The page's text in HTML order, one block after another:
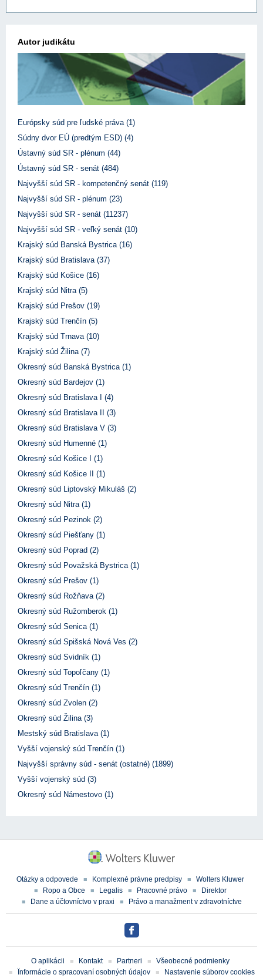
Autor judikátu
Európsky súd pre ľudské práva (1)
Súdny dvor EÚ (predtým ESD) (4)
Ústavný súd SR - plénum (44)
Ústavný súd SR - senát (484)
Najvyšší súd SR - kompetenčný senát (119)
Najvyšší súd SR - plénum (23)
Najvyšší súd SR - senát (11237)
Najvyšší súd SR - veľký senát (10)
Krajský súd Banská Bystrica (16)
Krajský súd Bratislava (37)
Krajský súd Košice (16)
Krajský súd Nitra (5)
Krajský súd Prešov (19)
Krajský súd Trenčín (5)
Krajský súd Trnava (10)
Krajský súd Žilina (7)
Okresný súd Banská Bystrica (1)
Okresný súd Bardejov (1)
Okresný súd Bratislava I (4)
Okresný súd Bratislava II (3)
Okresný súd Bratislava V (3)
Okresný súd Humenné (1)
Okresný súd Košice I (1)
Okresný súd Košice II (1)
Okresný súd Liptovský Mikuláš (2)
Okresný súd Nitra (1)
Okresný súd Pezinok (2)
Okresný súd Piešťany (1)
Okresný súd Poprad (2)
Okresný súd Považská Bystrica (1)
Okresný súd Prešov (1)
Okresný súd Rožňava (2)
Okresný súd Ružomberok (1)
Okresný súd Senica (1)
Okresný súd Spišská Nová Ves (2)
Okresný súd Svidník (1)
Okresný súd Topoľčany (1)
Okresný súd Trenčín (1)
Okresný súd Zvolen (2)
Okresný súd Žilina (3)
Mestský súd Bratislava (1)
Vyšší vojenský súd Trenčín (1)
Najvyšší správny súd - senát (ostatné) (1899)
Vyšší vojenský súd (3)
Okresný súd Námestovo (1)
Otázky a odpovede Komplexné právne predpisy
Wolters Kluwer
Ropo a Obce
Legalis Pracovné právo
Direktor
Dane a účtovníctvo v praxi
Právo a manažment v zdravotníctve
O aplikácii Kontakt Partneri
Všeobecné podmienky
Ïnformácie o spracovaní osobných údajov
Nastavenie súborov cookies